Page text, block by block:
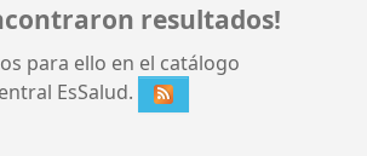
resultados!
para ello en el catálogo
EsSalud.